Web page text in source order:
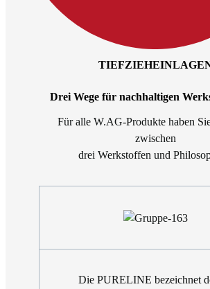
Drei Wege für nachhaltigen
Für alle W.AG-Produkte haben
zwischen
drei Werkstoffen und
Die PURELINE bezeichnet